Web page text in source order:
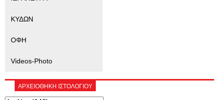
ΚΥΔΩΝ
ΟΦΗ
Videos-Photo
ΑΡΧΕΙΟΘΗΚΗ ΙΣΤΟΛΟΓΙΟΥ